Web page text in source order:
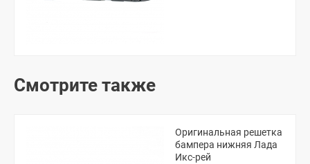
Смотрите также
Оригинальная решетка
бампера нижняя Лада
Икс-рей